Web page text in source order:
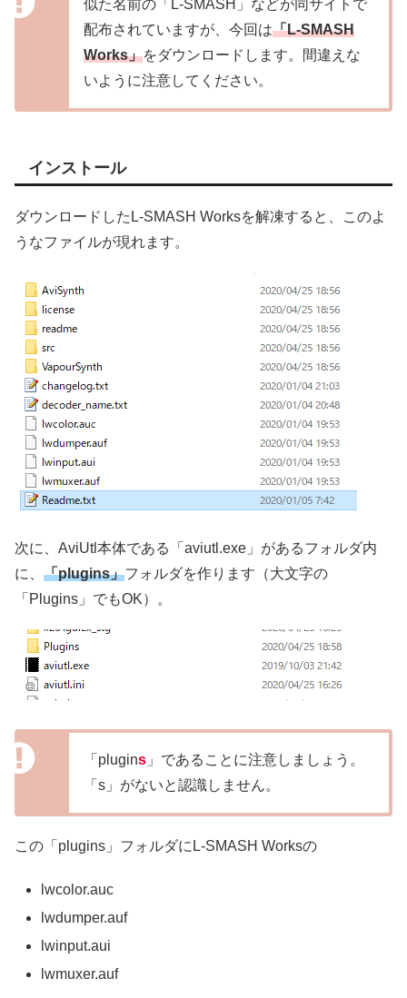
似た名前の「L-SMASH」などが同サイトで
配布されていますが、今回は「L-SMASH
Works」をダウンロードします。間違えな
いように注意してください。
インストール
ダウンロードしたL-SMASH Worksを解凍すると、このよ
うなファイルが現れます。
次に、AviUtl本体である「aviutl.exe」があるフォルダ内
に、 「plugins」フォルダを作ります（大文字の
「Plugins」でもOK）。
「plugins 」であることに注意しましょう。
「s」がないと認識しません。
この「plugins」フォルダにL-SMASH Worksの
lwcolor.auc
lwdumper.auf
lwinput.aui
lwmuxer.auf